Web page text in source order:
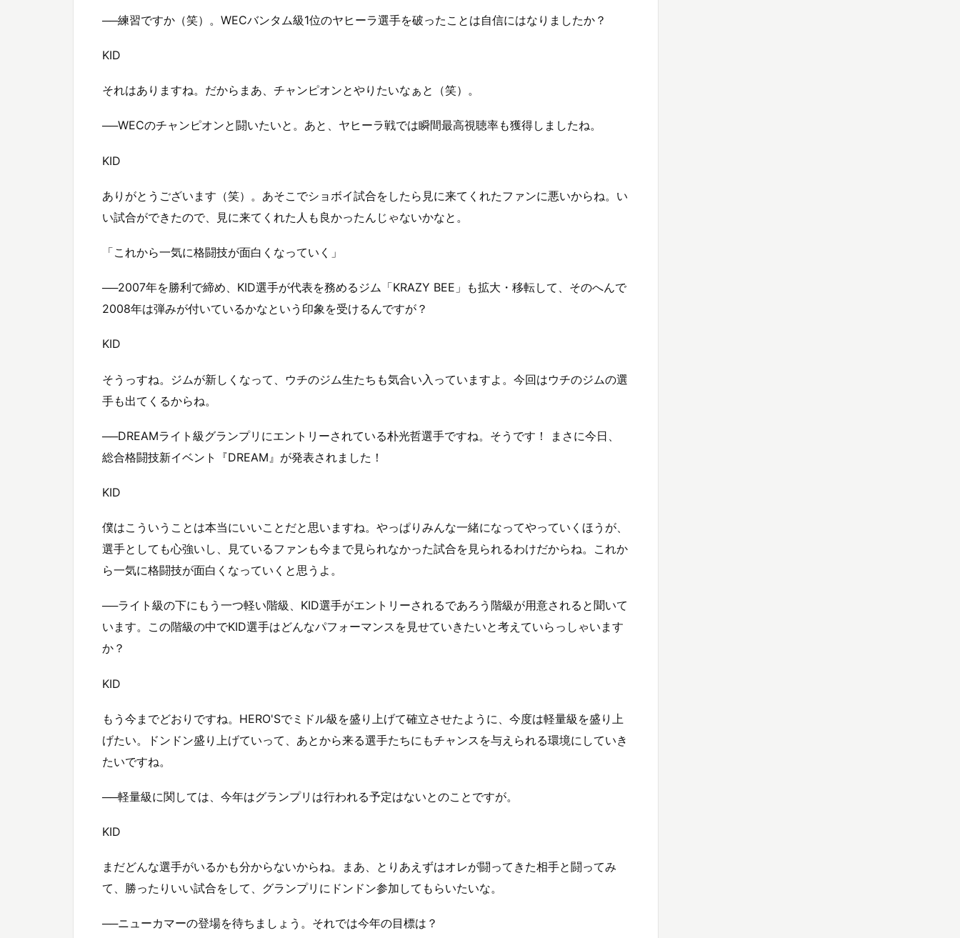
──練習ですか（笑）。WECバンタム級1位のヤヒーラ選手を破ったことは自信にはなりましたか？
KID
それはありますね。だからまあ、チャンピオンとやりたいなぁと（笑）。
──WECのチャンピオンと闘いたいと。あと、ヤヒーラ戦では瞬間最高視聴率も獲得しましたね。
KID
ありがとうございます（笑）。あそこでショボイ試合をしたら見に来てくれたファンに悪いからね。い
い試合ができたので、見に来てくれた人も良かったんじゃないかなと。
「これから一気に格闘技が面白くなっていく」
──2007年を勝利で締め、KID選手が代表を務めるジム「KRAZY BEE」も拡大・移転して、そのへんで
2008年は弾みが付いているかなという印象を受けるんですが？
KID
そうっすね。ジムが新しくなって、ウチのジム生たちも気合い入っていますよ。今回はウチのジムの選
手も出てくるからね。
──DREAMライト級グランプリにエントリーされている朴光哲選手ですね。そうです！ まさに今日、
総合格闘技新イベント『DREAM』が発表されました！
KID
僕はこういうことは本当にいいことだと思いますね。やっぱりみんな一緒になってやっていくほうが、
選手としても心強いし、見ているファンも今まで見られなかった試合を見られるわけだからね。これか
ら一気に格闘技が面白くなっていくと思うよ。
──ライト級の下にもう一つ軽い階級、KID選手がエントリーされるであろう階級が用意されると聞いて
います。この階級の中でKID選手はどんなパフォーマンスを見せていきたいと考えていらっしゃいます
か？
KID
もう今までどおりですね。HERO'Sでミドル級を盛り上げて確立させたように、今度は軽量級を盛り上
げたい。ドンドン盛り上げていって、あとから来る選手たちにもチャンスを与えられる環境にしていき
たいですね。
──軽量級に関しては、今年はグランプリは行われる予定はないとのことですが。
KID
まだどんな選手がいるかも分からないからね。まあ、とりあえずはオレが闘ってきた相手と闘ってみ
て、勝ったりいい試合をして、グランプリにドンドン参加してもらいたいな。
──ニューカマーの登場を待ちましょう。それでは今年の目標は？